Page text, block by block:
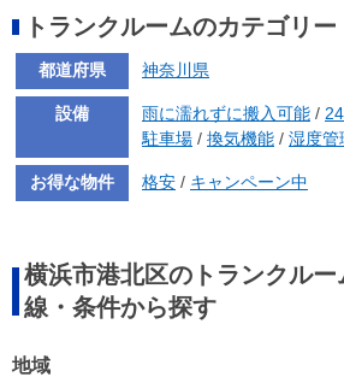
トランクルームのカテゴリー
都道府県 神奈川県
設備 雨に濡れずに搬入可能 /
駐車場 / 換気機能 / 湿度管
お得な物件 格安 / キャンペーン中
横浜市港北区のトランクル
線・条件から探す
地域